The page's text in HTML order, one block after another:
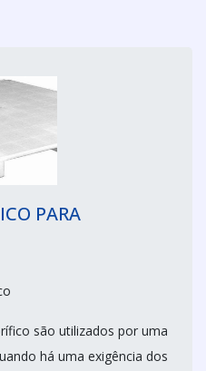
PARA
são utilizados por uma
há uma exigência dos